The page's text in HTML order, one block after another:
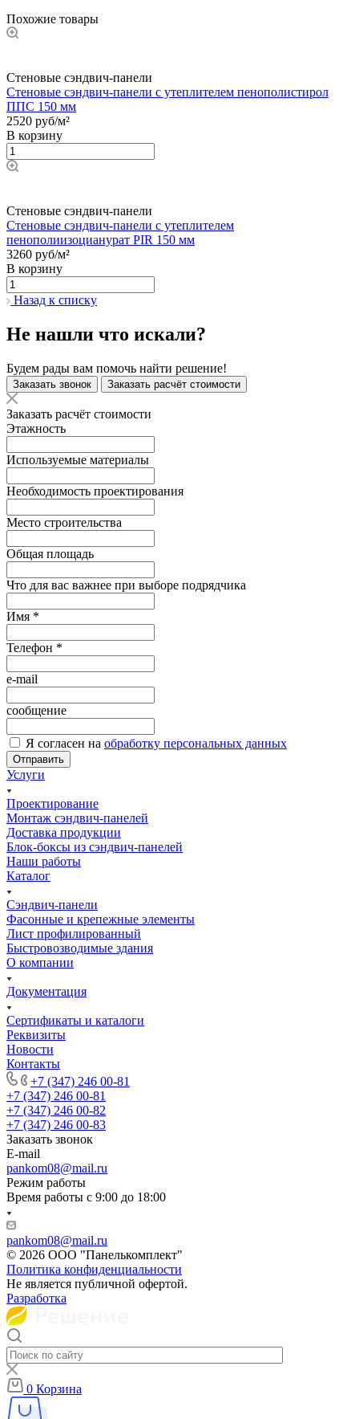
Похожие товары
Стеновые сэндвич-панели
Стеновые сэндвич-панели с утеплителем пенополистирол
ППС 150 мм
2520 руб/м²
В корзину
Стеновые сэндвич-панели
Стеновые сэндвич-панели с утеплителем
пенополиизоцианурат PIR 150 мм
3260 руб/м²
В корзину
Назад к списку
Не нашли что искали?
Будем рады вам помочь найти решение!
Заказать звонок Заказать расчёт стоимости
Заказать расчёт стоимости
Этажность
Используемые материалы
Необходимость проектирования
Место строительства
Общая площадь
Что для вас важнее при выборе подрядчика
Имя *
Телефон *
e-mail
сообщение
Я согласен на обработку персональных данных
Отправить
Услуги
Проектирование
Монтаж сэндвич-панелей
Доставка продукции
Блок-боксы из сэндвич-панелей
Наши работы
Каталог
Сэндвич-панели
Фасонные и крепежные элементы
Лист профилированный
Быстровозводимые здания
О компании
Документация
Сертификаты и каталоги
Реквизиты
Новости
Контакты
+7 (347) 246 00-81
+7 (347) 246 00-81
+7 (347) 246 00-82
+7 (347) 246 00-83
Заказать звонок
E-mail
pankom08@mail.ru
Режим работы
Время работы с 9:00 до 18:00
pankom08@mail.ru
© 2026 ООО "Панелькомплект"
Политика конфиденциальности
Не является публичной офертой.
Разработка
0 Корзина